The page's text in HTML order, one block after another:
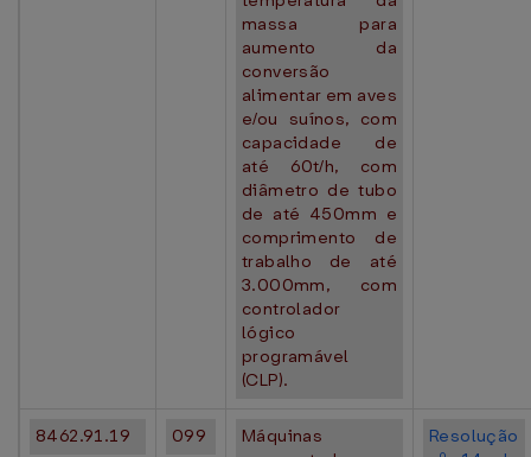
massa para
aumento da
conversão
alimentar em aves
e/ou suínos, com
capacidade de
até 60t/h, com
diâmetro de tubo
de até 450mm e
comprimento de
trabalho de até
3.000mm, com
controlador
lógico
programável
(CLP).
8462.91.19 099
Máquinas
Resolução